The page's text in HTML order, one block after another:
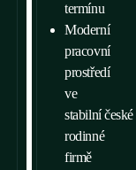
termínu
Moderní
pracovní
prostředí
ve
stabilní české
rodinné
firmě